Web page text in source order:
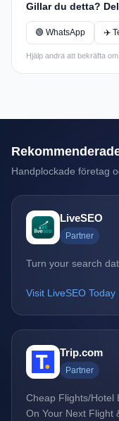
Gillar du detta?
🟢 WhatsApp ✈️
Hjälp andra att bekräfta
Handplockade företag
LiveSEO
Partner
Turn your search
Visit LiveSEO
Trip.com
Partner
Cheap Flights/Hotel
On Your Next Flight